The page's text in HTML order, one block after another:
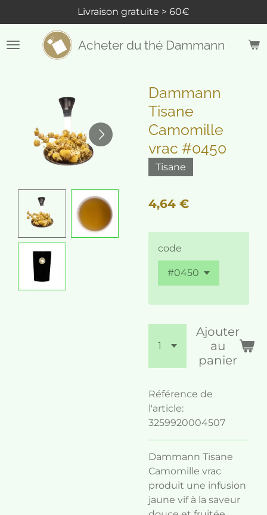
au
contenu
principal
Acheter du thé Dammann
Livraison gratuite > 60€
Dammann
Tisane
Camomille
vrac #0450
Tisane
4,64 €
code
Ajouter
au
panier
Référence de
l'article:
3259920004507
Dammann Tisane
Camomille vrac
produit une infusion
jaune vif à la saveur